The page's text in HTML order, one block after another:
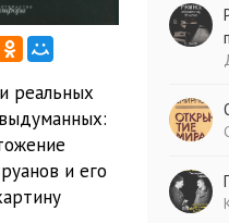
реальных
и его